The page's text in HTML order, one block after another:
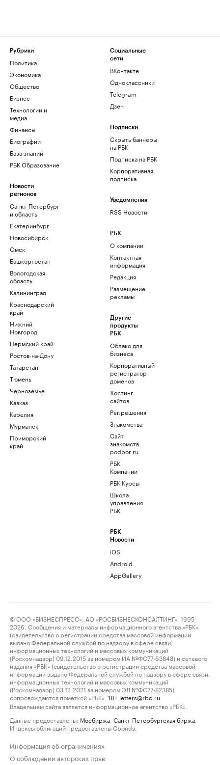
Рубрики
Политика
Экономика
Общество
Бизнес
Технологии и
медиа
Финансы
Биографии
База знаний
РБК Образование
Новости
регионов
Санкт-Петербург
и область
Екатеринбург
Новосибирск
Омск
Башкортостан
Вологодская
область
Калининград
Краснодарский
край
Нижний
Новгород
Пермский край
Ростов-на-Дону
Татарстан
Тюмень
Черноземье
Кавказ
Карелия
Мурманск
Приморский
край
Социальные
сети
ВКонтакте
Одноклассники
Telegram
Дзен
Подписки
Скрыть баннеры
на РБК
Подписка на РБК
Корпоративная
подписка
Уведомления
RSS Новости
РБК
О компании
Контактная
информация
Редакция
Размещение
рекламы
Другие
продукты
РБК
Облако для
бизнеса
Корпоративный
регистратор
доменов
Хостинг
сайтов
Рег.решения
Знакомства
Сайт
знакомств
podbor.ru
РБК
Компании
РБК Курсы
Школа
управления
РБК
РБК
Новости
iOS
Android
AppGallery
© ООО «БИЗНЕСПРЕСС», АО «РОСБИЗНЕСКОНСАЛТИНГ», 1995–
2026. Сообщения и материалы информационного агентства «РБК»
(свидетельство о регистрации средства массовой информации
выдано Федеральной службой по надзору в сфере связи,
информационных технологий и массовых коммуникаций
(Роскомнадзор) 09.12.2015 за номером ИА №ФС77-63848) и сетевого
издания «РБК» (свидетельство о регистрации средства массовой
информации выдано Федеральной службой по надзору в сфере связи,
информационных технологий и массовых коммуникаций
(Роскомнадзор) 03.12.2021 за номером ЭЛ №ФС77-82385)
сопровождаются пометкой «РБК».
18+ letters@rbc.ru
Владельцем сайта является информационное агентство «РБК».
Данные предоставлены: Мосбиржа Санкт-Петербургская биржа
Индексы облигаций предоставлены Cbonds.
Информация об ограничениях
О соблюдении авторских прав